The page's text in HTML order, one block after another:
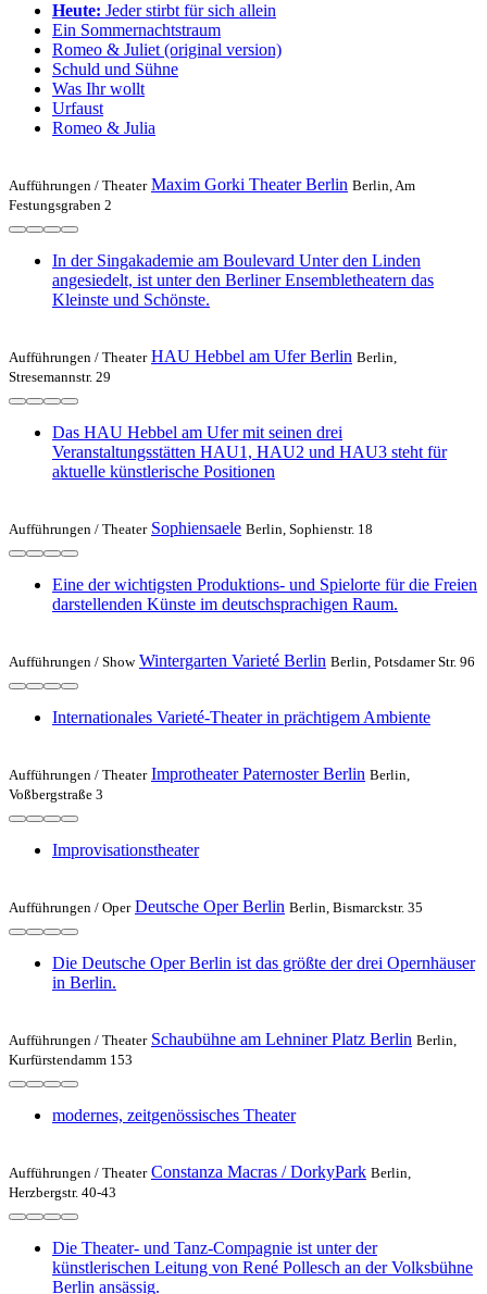
Heute: Jeder stirbt für sich allein
Ein Sommernachtstraum
Romeo & Juliet (original version)
Schuld und Sühne
Was Ihr wollt
Urfaust
Romeo & Julia
Aufführungen / Theater Maxim Gorki Theater Berlin Berlin, Am
Festungsgraben 2
In der Singakademie am Boulevard Unter den Linden
angesiedelt, ist unter den Berliner Ensembletheatern das
Kleinste und Schönste.
Aufführungen / Theater HAU Hebbel am Ufer Berlin Berlin,
Stresemannstr. 29
Das HAU Hebbel am Ufer mit seinen drei
Veranstaltungsstätten HAU1, HAU2 und HAU3 steht für
aktuelle künstlerische Positionen
Aufführungen / Theater Sophiensaele Berlin, Sophienstr. 18
Eine der wichtigsten Produktions- und Spielorte für die Freien
darstellenden Künste im deutschsprachigen Raum.
Aufführungen / Show Wintergarten Varieté Berlin Berlin, Potsdamer Str. 96
Internationales Varieté-Theater in prächtigem Ambiente
Aufführungen / Theater Improtheater Paternoster Berlin Berlin,
Voßbergstraße 3
Improvisationstheater
Aufführungen / Oper Deutsche Oper Berlin Berlin, Bismarckstr. 35
Die Deutsche Oper Berlin ist das größte der drei Opernhäuser
in Berlin.
Aufführungen / Theater Schaubühne am Lehniner Platz Berlin Berlin,
Kurfürstendamm 153
modernes, zeitgenössisches Theater
Aufführungen / Theater Constanza Macras / DorkyPark Berlin,
Herzbergstr. 40-43
Die Theater- und Tanz-Compagnie ist unter der
künstlerischen Leitung von René Pollesch an der Volksbühne
Berlin ansässig.